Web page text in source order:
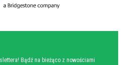
Bądź na bieżąco z nowościami